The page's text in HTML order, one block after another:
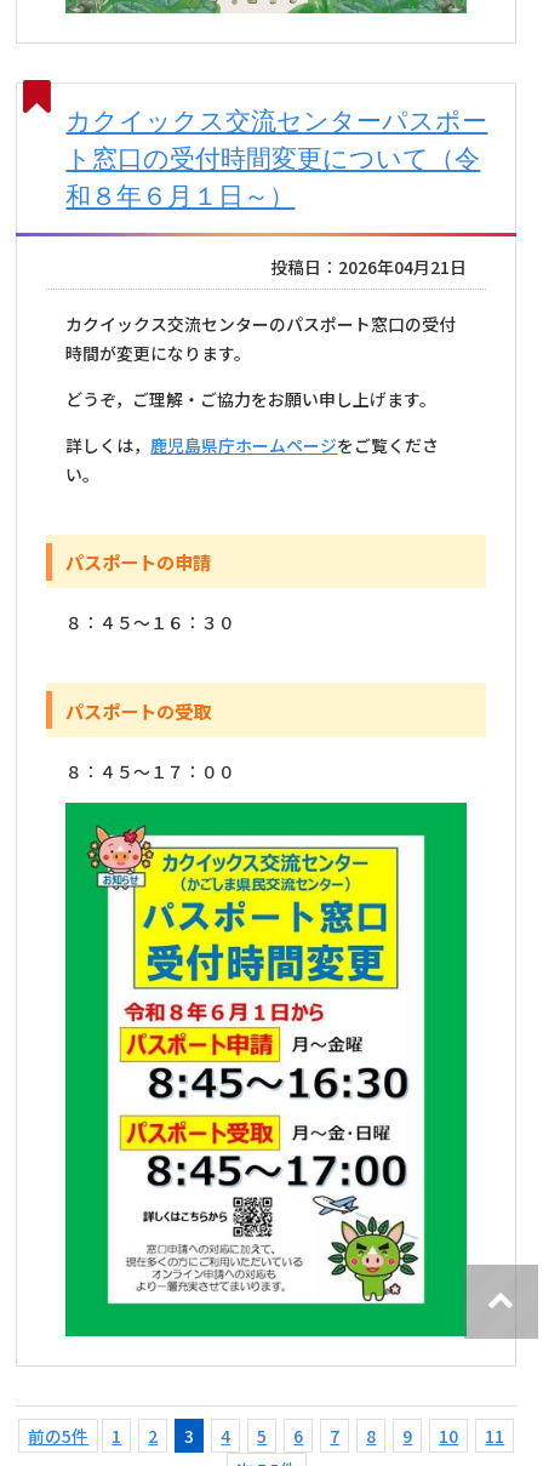
カクイックス交流センターパスポー
ト窓口の受付時間変更について（令
和８年６月１日～）
投稿日：2026年04月21日
カクイックス交流センターのパスポート窓口の受付
時間が変更になります。
どうぞ，ご理解・ご協力をお願い申し上げます。
詳しくは， 鹿児島県庁ホームページをご覧くださ
い。
パスポートの申請
８：４５～１６：３０
パスポートの受取
８：４５～１７：００
前の5件 1 2 3 4 5 6 7 8 9 10
11